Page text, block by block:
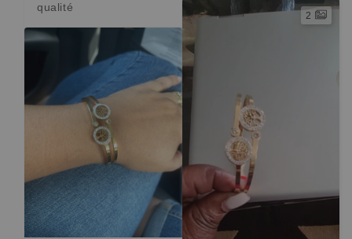
qualité
2